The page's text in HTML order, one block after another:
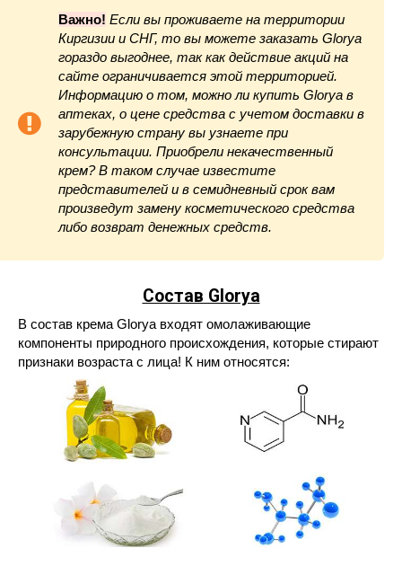
Важно! Если вы проживаете на территории
Киргизии и СНГ, то вы можете заказать Glorya
гораздо выгоднее, так как действие акций на
сайте ограничивается этой территорией.
Информацию о том, можно ли купить Glorya в
аптеках, о цене средства с учетом доставки в
зарубежную страну вы узнаете при
консультации. Приобрели некачественный
крем? В таком случае известите
представителей и в семидневный срок вам
произведут замену косметического средства
либо возврат денежных средств.
Состав Glorya
В состав крема Glorya входят омолаживающие
компоненты природного происхождения, которые стирают
признаки возраста с лица! К ним относятся: